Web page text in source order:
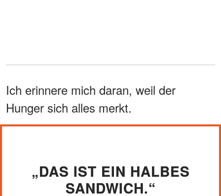
Ich erinnere mich daran, weil der
Hunger sich alles merkt.
„DAS IST EIN HALBES
SANDWICH.“